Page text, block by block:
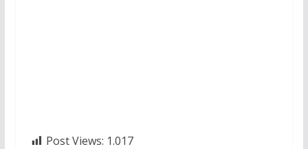
Post Views: 1.017